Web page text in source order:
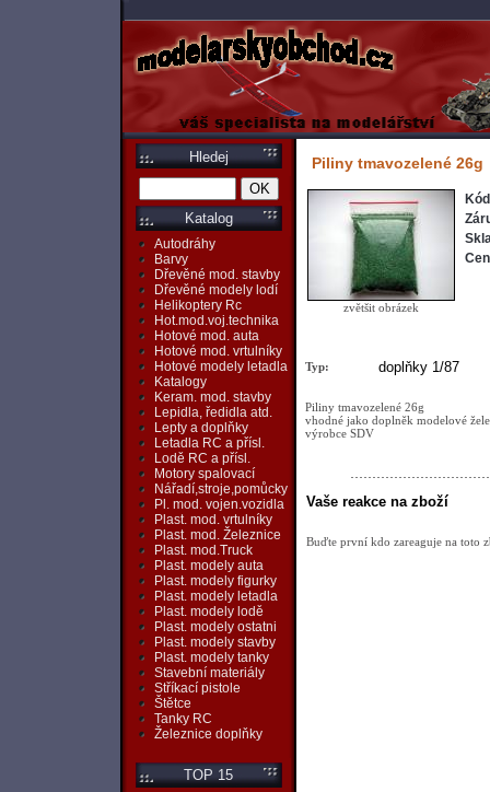
Hledej
Katalog
Autodráhy
Barvy
Dřevěné mod. stavby
Dřevěné modely lodí
Helikoptery Rc
Hot.mod.voj.technika
Hotové mod. auta
Hotové mod. vrtulníky
Hotové modely letadla
Katalogy
Keram. mod. stavby
Lepidla, ředidla atd.
Lepty a doplňky
Letadla RC a přísl.
Lodě RC a přísl.
Motory spalovací
Nářadí,stroje,pomůcky
Pl. mod. vojen.vozidla
Plast. mod. vrtulníky
Plast. mod. Železnice
Plast. mod.Truck
Plast. modely auta
Plast. modely figurky
Plast. modely letadla
Plast. modely lodě
Plast. modely ostatni
Plast. modely stavby
Plast. modely tanky
Stavební materiály
Stříkací pistole
Štětce
Tanky RC
Železnice doplňky
TOP 15
Piliny tmavozelené 26g
zvětšit obrázek
Typ: doplňky 1/87
Piliny tmavozelené 26g
vhodné jako doplněk modelové
výrobce SDV
Vaše reakce na zboží
Buďte první kdo zareaguje na toto